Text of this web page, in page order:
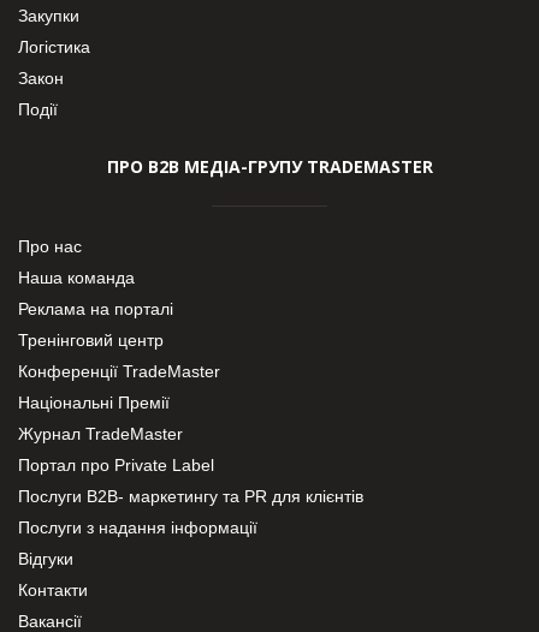
Закупки
Логістика
Закон
Події
ПРО В2В МЕДІА-ГРУПУ TRADEMASTER
Про нас
Наша команда
Реклама на порталі
Тренінговий центр
Конференції TradeMaster
Національні Премії
Журнал TradeMaster
Портал про Private Label
Послуги В2В- маркетингу та PR для клієнтів
Послуги з надання інформації
Відгуки
Контакти
Вакансії